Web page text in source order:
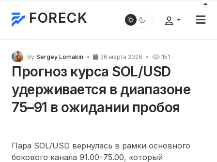
FORECK
By Sergey Lomakin 26 марта 2026 151
Прогноз курса SOL/USD
удерживается в диапазоне
75–91 в ожидании пробоя
Пара SOL/USD вернулась в рамки основного
бокового канала 91.00–75.00, который